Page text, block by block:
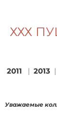
ХХХ
2011 | 2013|
Уважаемые